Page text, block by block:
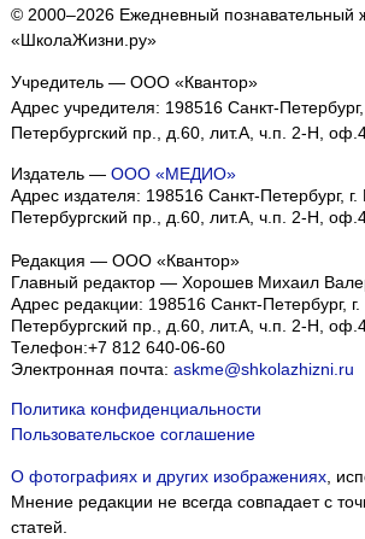
© 2000–2026 Ежедневный познавательный
«ШколаЖизни.ру»
Учредитель — ООО «Квантор»
Адрес учредителя: 198516 Санкт-
Петербургский пр., д.60, лит.А, ч.п. 2-Н,
Издатель — ООО «МЕДИО»
Адрес издателя: 198516 Санкт-Петербург,
Петербургский пр., д.60, лит.А, ч.п. 2-Н,
Редакция — ООО «Квантор»
Главный редактор — Хорошев Михаил
Адрес редакции: 198516 Санкт-Петербург,
Петербургский пр., д.60, лит.А, ч.п. 2-Н,
Телефон:+7 812 640-06-60
Электронная почта: askme@shkolazhizni.ru
Политика конфиденциальности
Пользовательское соглашение
О фотографиях и других изображениях,
Мнение редакции не всегда совпадает с
статей.